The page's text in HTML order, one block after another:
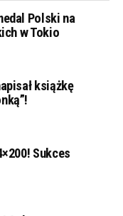
Polski na
w Tokio
książkę
Sukces